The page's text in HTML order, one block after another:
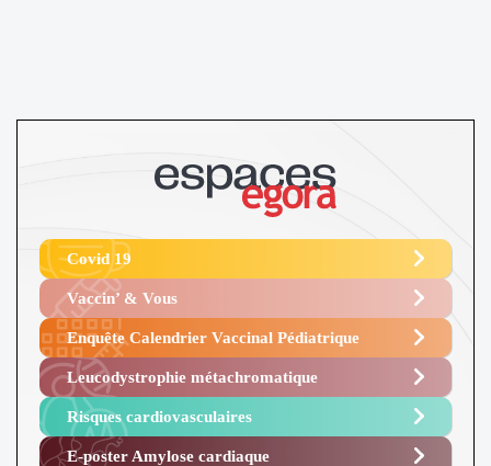
Covid 19
Vaccin’ & Vous
Enquête Calendrier Vaccinal Pédiatrique
Leucodystrophie métachromatique
Risques cardiovasculaires
E-poster Amylose cardiaque ​